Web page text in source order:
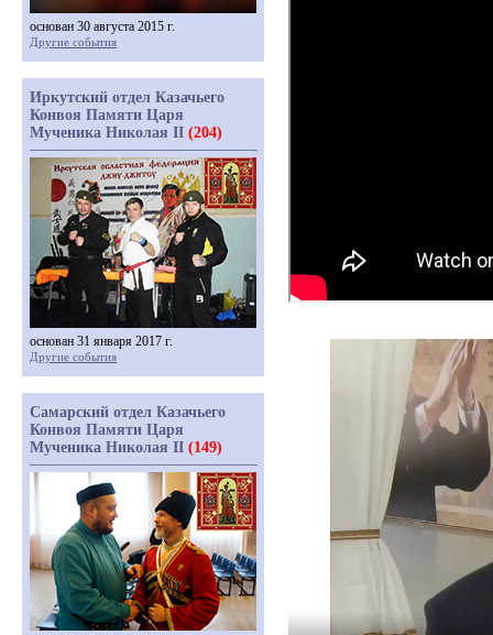
основан 30 августа 2015 г.
Другие события
Иркутский отдел Казачьего
Конвоя Памяти Царя
Мученика Николая II (204)
основан 31 января 2017 г.
Другие события
Самарский отдел Казачьего
Конвоя Памяти Царя
Мученика Николая II (149)